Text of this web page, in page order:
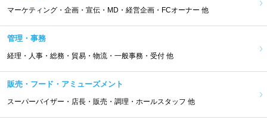
マーケティング・企画・宣伝・MD・経営企画・FCオーナー 他
管理・事務
経理・人事・総務・貿易・物流・一般事務・受付 他
販売・フード・アミューズメント
スーパーバイザー・店長・販売・調理・ホールスタッフ 他